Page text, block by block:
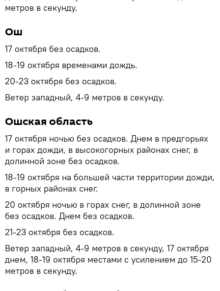
метров в секунду.
Ош
17 октября без осадков.
18-19 октября временами дождь.
20-23 октября без осадков.
Ветер западный, 4-9 метров в секунду.
Ошская область
17 октября ночью без осадков. Днем в предгорьях
и горах дожди, в высокогорных районах снег, в
долинной зоне без осадков.
18-19 октября на большей части территории дожди,
в горных районах снег.
20 октября ночью в горах снег, в долинной зоне
без осадков. Днем без осадков.
21-23 октября без осадков.
Ветер западный, 4-9 метров в секунду, 17 октября
днем, 18-19 октября местами с усилением до 15-20
метров в секунду.